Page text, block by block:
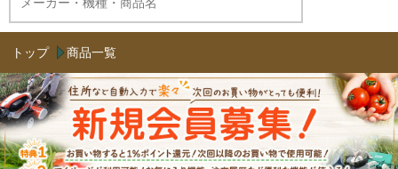
トップ 商品一覧